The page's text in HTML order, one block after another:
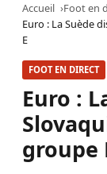
Accueil
Foot en
Euro : La Suède
E
FOOT EN DIRECT
Euro :
groupe